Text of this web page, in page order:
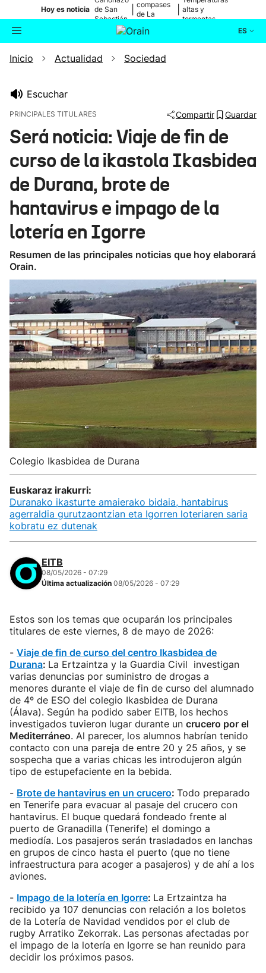
Hoy es noticia de San
Sebastián
compases
de La
altas y
tormentas
ES
Buscador Actualidad
Ikusmiran
Eguraldia
Inicio Actualidad Sociedad
Escuchar
PRINCIPALES TITULARES Compartir Guardar
Será noticia: Viaje de fin de
curso de la ikastola Ikasbidea
de Durana, brote de
hantavirus e impago de la
lotería en Igorre
Resumen de las principales noticias que hoy elaborará
Orain.
Colegio Ikasbidea de Durana
Euskaraz irakurri:
Duranako ikasturte amaierako bidaia, hantabirus
agerraldia gurutzaontzian eta Igorren loteriaren saria
kobratu ez dutenak
EITB
08/05/2026 - 07:29
Última actualización 08/05/2026 - 07:29
Estos son los temas que ocuparán los principales
titulares de este viernes, 8 de mayo de 2026:
- Viaje de fin de curso del centro Ikasbidea de
Durana: La Ertzaintza y la Guardia Civil investigan
varias denuncias por suministro de drogas a
menores durante el viaje de fin de curso del alumnado
de 4º de ESO del colegio Ikasbidea de Durana
(Álava). Según ha podido saber EITB, los hechos
investigados tuvieron lugar durante un crucero por el
Mediterráneo. Al parecer, los alumnos habrían tenido
contacto con una pareja de entre 20 y 25 años, y se
sospecha que a varias chicas les introdujeron algún
tipo de estupefaciente en la bebida.
- Brote de hantavirus en un crucero: Todo preparado
en Tenerife para evacuar al pasaje del crucero con
hantavirus. El buque quedará fondeado frente al
puerto de Granadilla (Tenerife) el domingo a
mediodía. Los pasajeros serán trasladados en lanchas
en grupos de cinco hasta el puerto (que no tiene
infraestructura para acoger a pasajeros) y de ahí a los
aviones.
- Impago de la lotería en Igorre: La Ertzaintza ha
recibido ya 107 denuncias con relación a los boletos
de la Lotería de Navidad vendidos por el club de
rugby Arratiko Zekorrak. Las personas afectadas por
el impago de la lotería en Igorre se han reunido para
decidir los próximos pasos.